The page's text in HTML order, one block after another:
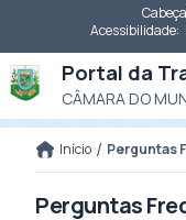
Acessibilidade:
Portal da
CÂMARA DO
Início / Perguntas
Perguntas